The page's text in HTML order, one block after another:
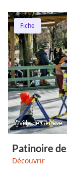
©Ville de Genève
Fiche
Patinoire
Découvrir